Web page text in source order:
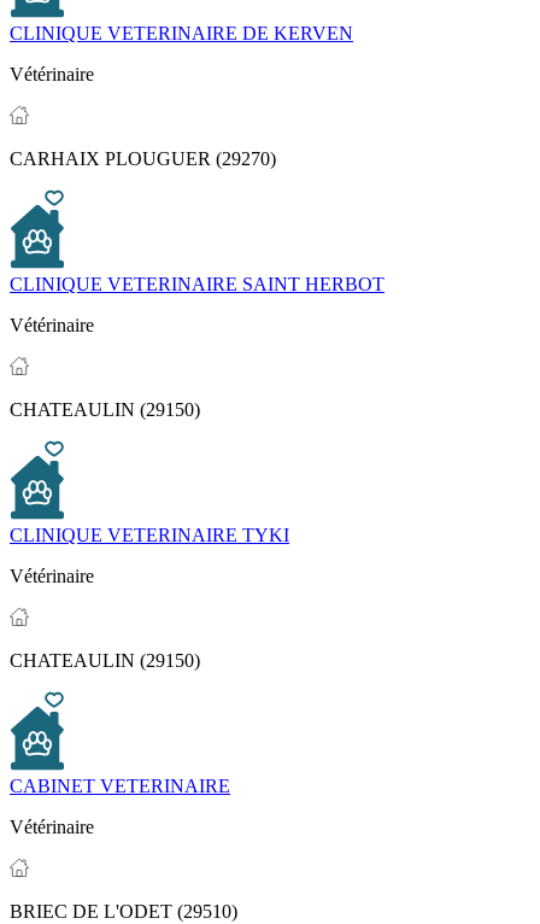
CLINIQUE VETERINAIRE DE KERVEN
Vétérinaire
CARHAIX PLOUGUER (29270)
CLINIQUE VETERINAIRE SAINT HERBOT
Vétérinaire
CHATEAULIN (29150)
CLINIQUE VETERINAIRE TYKI
Vétérinaire
CHATEAULIN (29150)
CABINET VETERINAIRE
Vétérinaire
BRIEC DE L'ODET (29510)